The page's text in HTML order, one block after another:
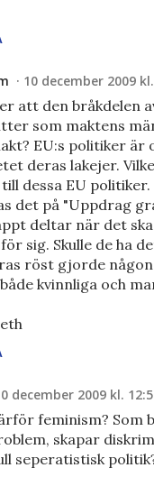
10 december 2009
att den bråkdelen
som maktens
EU:s politiker är
deras lakejer.
dessa EU politiker.
det på "Uppdrag
deltar när det
sig. Skulle de ha
röst gjorde någon
kvinnliga och
december 2009 kl.
feminism? Som
skapar
seperatistisk